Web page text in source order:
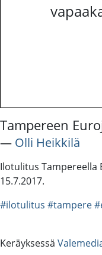
Tampereen
― Olli Heikkilä
Ilotulitus Tampereella
15.7.2017.
#ilotulitus #tampere
Keräyksessä